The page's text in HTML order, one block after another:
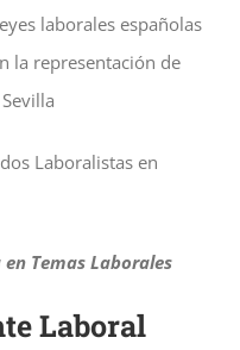
laborales españolas
la representación de
Laboralistas en
en Temas Laborales
Laboral